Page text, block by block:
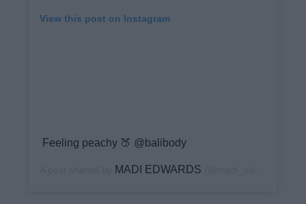
View this post on Instagram
Feeling peachy 🍑 @balibody
MADI EDWARDS